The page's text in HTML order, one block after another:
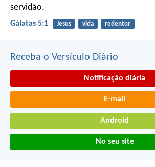
servidão.
Gálatas 5:1 Jesus vida redentor
Receba o Versículo Diário
Notificação diária
E-mail
Android
No seu site